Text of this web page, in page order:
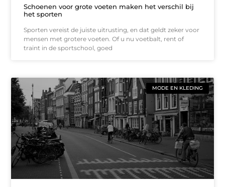
Schoenen voor grote voeten maken het verschil bij
het sporten
Sporten vereist de juiste uitrusting, en dat geldt zeker voor
mensen met grotere voeten. Of u nu voetbalt, rent of
traint in de sportschool, goed
MODE EN KLEDING